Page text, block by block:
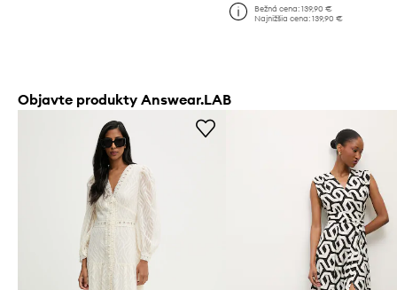
Bežná cena: 139,90 €
Najnižšia cena: 139,90 €
Objavte produkty Answear.LAB